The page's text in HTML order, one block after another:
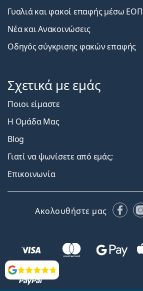
Αξιολογήσεις
Γυαλιά και φακοί επαφής μέσω
Νέα και Ανακοινώσεις
Οδηγός σύγκρισης φακών επαφής
Σχετικά με εμάς
Ποιοι είμαστε
Η Ομάδα Μας
Blog
Γιατί να ψωνίσετε από εμάς;
Επικοινωνία
Ακολουθήστε μας